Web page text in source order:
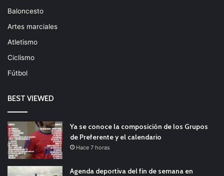
Baloncesto
Artes marciales
Atletismo
Ciclismo
Fútbol
BEST VIEWED
Ya se conoce la composición de los Grupos
de Preferente y el calendario
Hace 7 horas
Agenda deportiva del fin de semana en